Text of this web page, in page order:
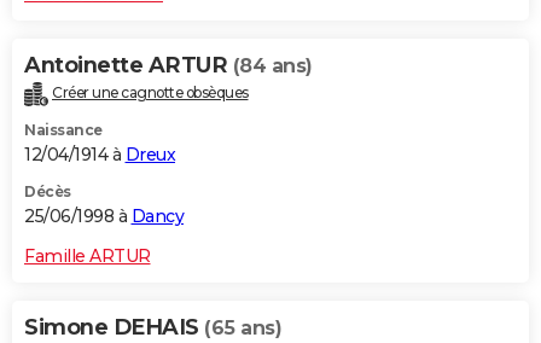
Antoinette ARTUR (84 ans)
Créer une cagnotte obsèques
Naissance
12/04/1914 à Dreux
Décès
25/06/1998 à Dancy
Famille ARTUR
Simone DEHAIS (65 ans)